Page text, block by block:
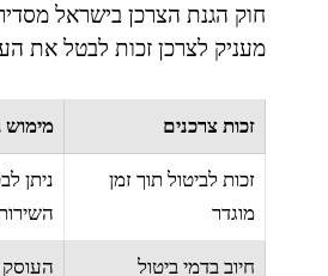
חוק הגנת הצרכן בישראל
מעניק לצרכן זכות לבטל את
זכות צרכנים מימוש
זכות לביטול תוך זמן
מוגדר
חיוב בדמי ביטול העוסק רשאי לגבות